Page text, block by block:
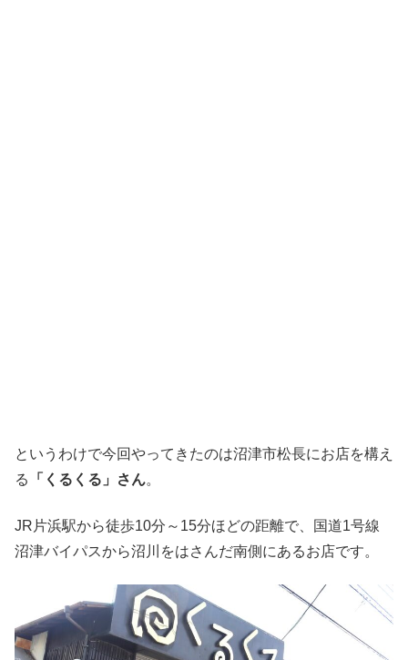
というわけで今回やってきたのは沼津市松長にお店を構え
る
「くるくる」さん。
JR片浜駅から徒歩10分～15分ほどの距離で、国道1号線
沼津バイパスから沼川をはさんだ南側にあるお店です。